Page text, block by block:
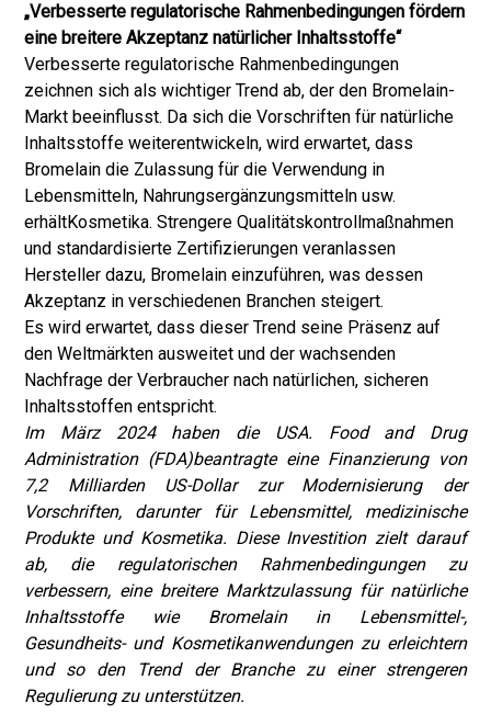
„Verbesserte regulatorische Rahmenbedingungen fördern
eine breitere Akzeptanz natürlicher Inhaltsstoffe“
Verbesserte regulatorische Rahmenbedingungen
zeichnen sich als wichtiger Trend ab, der den Bromelain-
Markt beeinflusst. Da sich die Vorschriften für natürliche
Inhaltsstoffe weiterentwickeln, wird erwartet, dass
Bromelain die Zulassung für die Verwendung in
Lebensmitteln, Nahrungsergänzungsmitteln usw.
erhältKosmetika. Strengere Qualitätskontrollmaßnahmen
und standardisierte Zertifizierungen veranlassen
Hersteller dazu, Bromelain einzuführen, was dessen
Akzeptanz in verschiedenen Branchen steigert.
Es wird erwartet, dass dieser Trend seine Präsenz auf
den Weltmärkten ausweitet und der wachsenden
Nachfrage der Verbraucher nach natürlichen, sicheren
Inhaltsstoffen entspricht.
Im März 2024 haben die USA. Food and Drug
Administration (FDA)beantragte eine Finanzierung von
7,2 Milliarden US-Dollar zur Modernisierung der
Vorschriften, darunter für Lebensmittel, medizinische
Produkte und Kosmetika. Diese Investition zielt darauf
ab, die regulatorischen Rahmenbedingungen zu
verbessern, eine breitere Marktzulassung für natürliche
Inhaltsstoffe wie Bromelain in Lebensmittel-,
Gesundheits- und Kosmetikanwendungen zu erleichtern
und so den Trend der Branche zu einer strengeren
Regulierung zu unterstützen.